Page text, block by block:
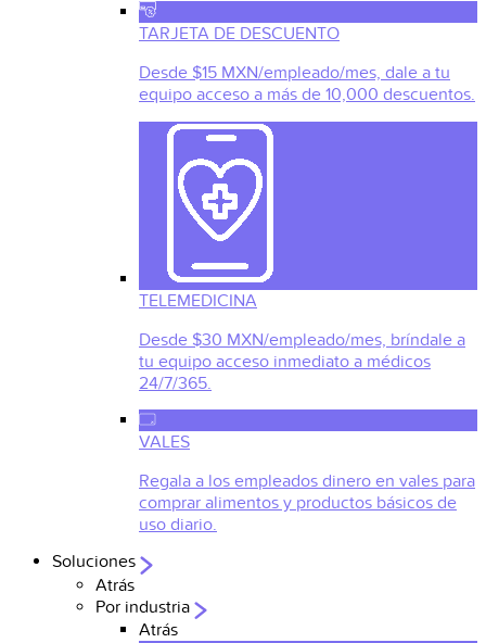
TARJETA DE DESCUENTO
Desde $15 MXN/empleado/mes, dale a tu
equipo acceso a más de 10,000 descuentos.
TELEMEDICINA
Desde $30 MXN/empleado/mes, bríndale a
tu equipo acceso inmediato a médicos
24/7/365.
VALES
Regala a los empleados dinero en vales para
comprar alimentos y productos básicos de
uso diario.
Soluciones
Atrás
Por industria
Atrás